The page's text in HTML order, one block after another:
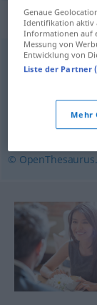
Treffen,
Runde,
©
Genaue
Identifikation aktiv
Informationen auf
Messung von
Entwicklung von
Liste der Partner
Mehr